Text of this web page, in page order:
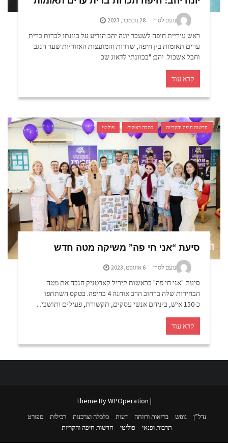
נועם לסרי 28 נובמבר, 2023
ראש עיריית חיפה לשעבר יונה יהב הודיע על כוונתו לכרות ברית
ערים תאומות בין חיפה, שדרות והמועצות האזוריות שער הנגב
וחבל אשכול. יהב: "בכוונתי לדאוג שכ
קרא עוד
חדשות חיפה והקריות כתבה ראשית פוליטי
סיעת “אני חי פה” משיקה מטה חדש
נועם לסרי 6 אוגוסט, 2023
סיעת "אני חי פה" בראשות קיריל קארטניק חנכה את מטה
הבחירות שלה ברחוב הרב אוחנה 4 בחיפה. בטקס השתתפו
קרא עוד
WPOperation
נופש בריאות ורווחה דעות כלכלה וצרכנות רכילות
ספורט
תרבות ופנאי
פוליטי חדשות חיפה והקריות